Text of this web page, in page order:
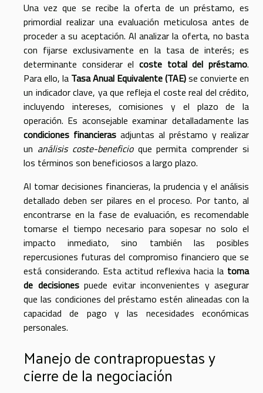
Una vez que se recibe la oferta de un préstamo, es
primordial realizar una evaluación meticulosa antes de
proceder a su aceptación. Al analizar la oferta, no basta
con fijarse exclusivamente en la tasa de interés; es
determinante considerar el coste total del préstamo.
Para ello, la Tasa Anual Equivalente (TAE)se convierte en
un indicador clave, ya que refleja el coste real del crédito,
incluyendo intereses, comisiones y el plazo de la
operación. Es aconsejable examinar detalladamente las
condiciones financieras adjuntas al préstamo y realizar
un análisis coste-beneficioque permita comprender si
los términos son beneficiosos a largo plazo.
Al tomar decisiones financieras, la prudencia y el análisis
detallado deben ser pilares en el proceso. Por tanto, al
encontrarse en la fase de evaluación, es recomendable
tomarse el tiempo necesario para sopesar no solo el
impacto inmediato, sino también las posibles
repercusiones futuras del compromiso financiero que se
está considerando. Esta actitud reflexiva hacia la toma
de decisionespuede evitar inconvenientes y asegurar
que las condiciones del préstamo estén alineadas con la
capacidad de pago y las necesidades económicas
personales.
Manejo de contrapropuestas y
cierre de la negociación